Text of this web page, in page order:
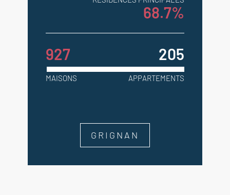
68.7%
927 205
MAISONS APPARTEMENTS
GRIGNAN